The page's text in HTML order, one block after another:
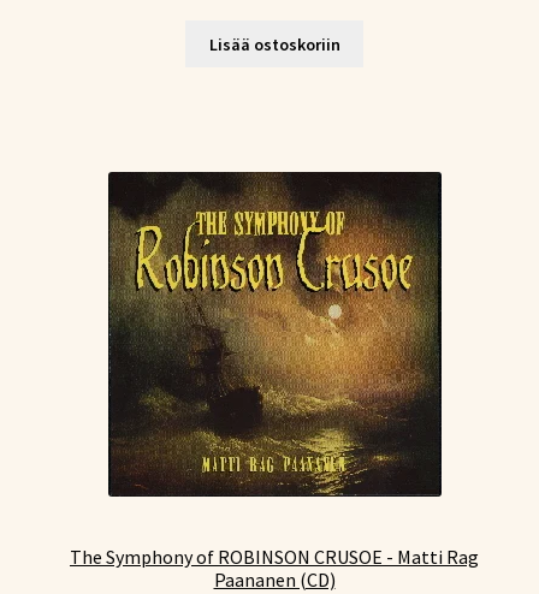
Lisää ostoskoriin
The Symphony of ROBINSON CRUSOE - Matti Rag
Paananen (CD)